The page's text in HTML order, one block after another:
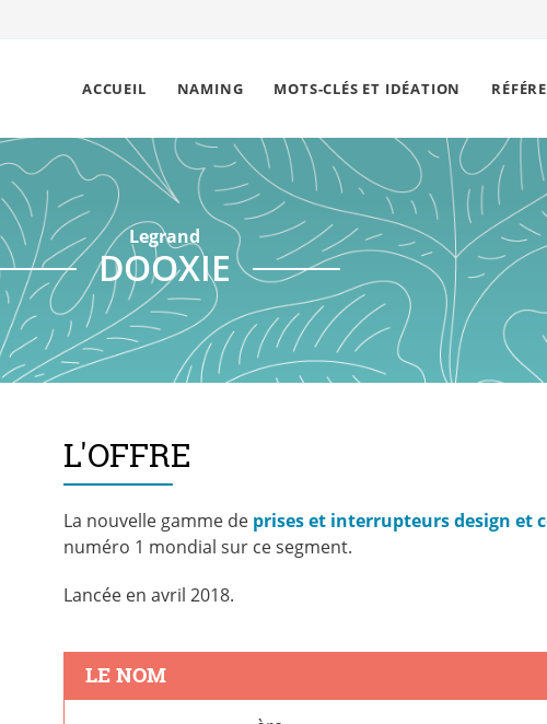
ACCUEIL NAMING MOTS-CLÉS ET IDÉATION
Legrand
DOOXIE
L'OFFRE
La nouvelle gamme de prises et interrupteurs design et
numéro 1 mondial sur ce segment.
Lancée en avril 2018.
LE NOM